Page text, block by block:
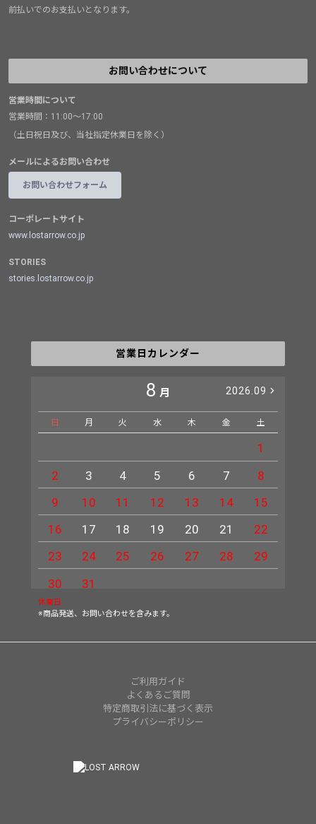
前払いでのお支払いとなります。
お問い合わせについて
営業時間について
営業時間：11:00～17:00
（土日祝日及び、当社指定休業日を除く）
メールによるお問い合わせ
お問い合わせフォーム
コーポレートサイト
www.lostarrow.co.jp
STORIES
stories.lostarrow.co.jp
営業日カレンダー
8 月 2026.09
日 月 火 水 木 金 土
1
2
3 4 5 6 7
8
9
10 11 12 13 14
15
16
17 18 19 20 21
22
23
24 25 26 27 28
29
30
31
休業日
※商品発送、お問い合わせを含みます。
ご利用ガイド
よくあるご質問
特定商取引法に基づく表示
プライバシーポリシー